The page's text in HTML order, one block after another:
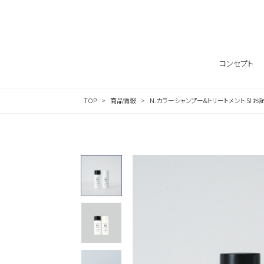
コンセプト
TOP 商品情報 N.カラーシャンプー&トリートメント SI お